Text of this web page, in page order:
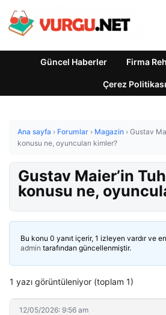
Güncel Haberler Firma
Çerez Politikası
Ana sayfa › Forumlar › Magazin › Gustav
konusu ne, oyuncuları kimler?
Gustav Maier’in
konusu ne,
Bu konu 0 yanıt içerir, 1 izleyen vardır ve
admin tarafından güncellenmiştir.
1 yazı görüntüleniyor (toplam 1)
12/05/2026: 9:56 am